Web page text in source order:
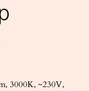
3000K, ~230V,